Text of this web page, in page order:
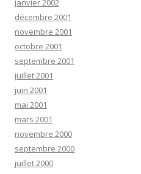
janvier 2002
décembre 2001
novembre 2001
octobre 2001
septembre 2001
juillet 2001
juin 2001
mai 2001
mars 2001
novembre 2000
septembre 2000
juillet 2000